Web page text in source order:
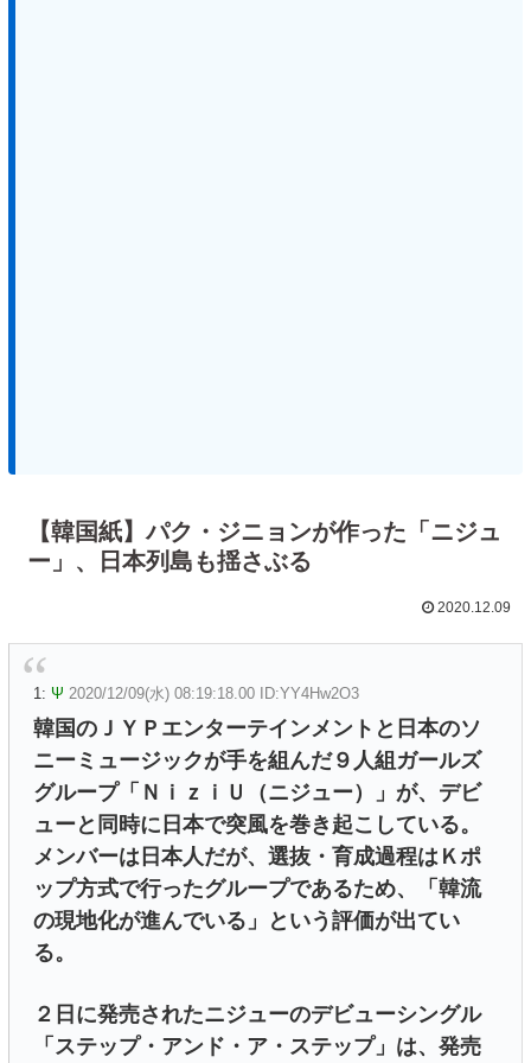
【韓国紙】パク・ジニョンが作った「ニジュ
ー」、日本列島も揺さぶる
2020.12.09
1: Ψ 2020/12/09(水) 08:19:18.00 ID:YY4Hw2O3
韓国のＪＹＰエンターテインメントと日本のソ
ニーミュージックが手を組んだ９人組ガールズ
グループ「ＮｉｚｉＵ（ニジュー）」が、デビ
ューと同時に日本で突風を巻き起こしている。
メンバーは日本人だが、選抜・育成過程はＫポ
ップ方式で行ったグループであるため、「韓流
の現地化が進んでいる」という評価が出てい
る。
２日に発売されたニジューのデビューシングル
「ステップ・アンド・ア・ステップ」は、発売